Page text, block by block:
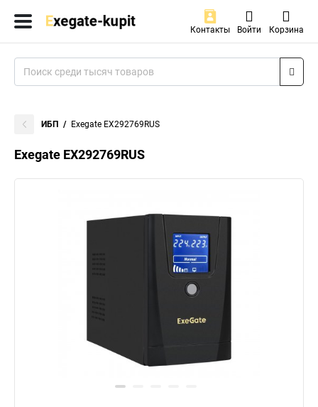
Контакты Войти Корзина
ИБП Exegate EX292769RUS
Exegate EX292769RUS